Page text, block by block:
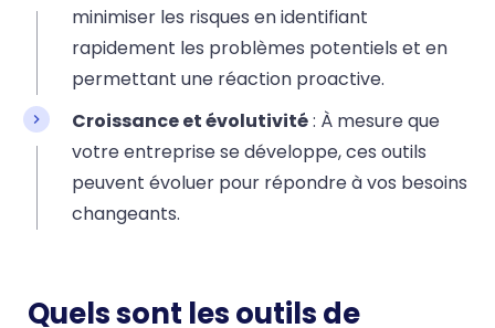
minimiser les risques en identifiant
rapidement les problèmes potentiels et en
permettant une réaction proactive.
Croissance et évolutivité: À mesure que
votre entreprise se développe, ces outils
peuvent évoluer pour répondre à vos besoins
changeants.
Quels sont les outils de